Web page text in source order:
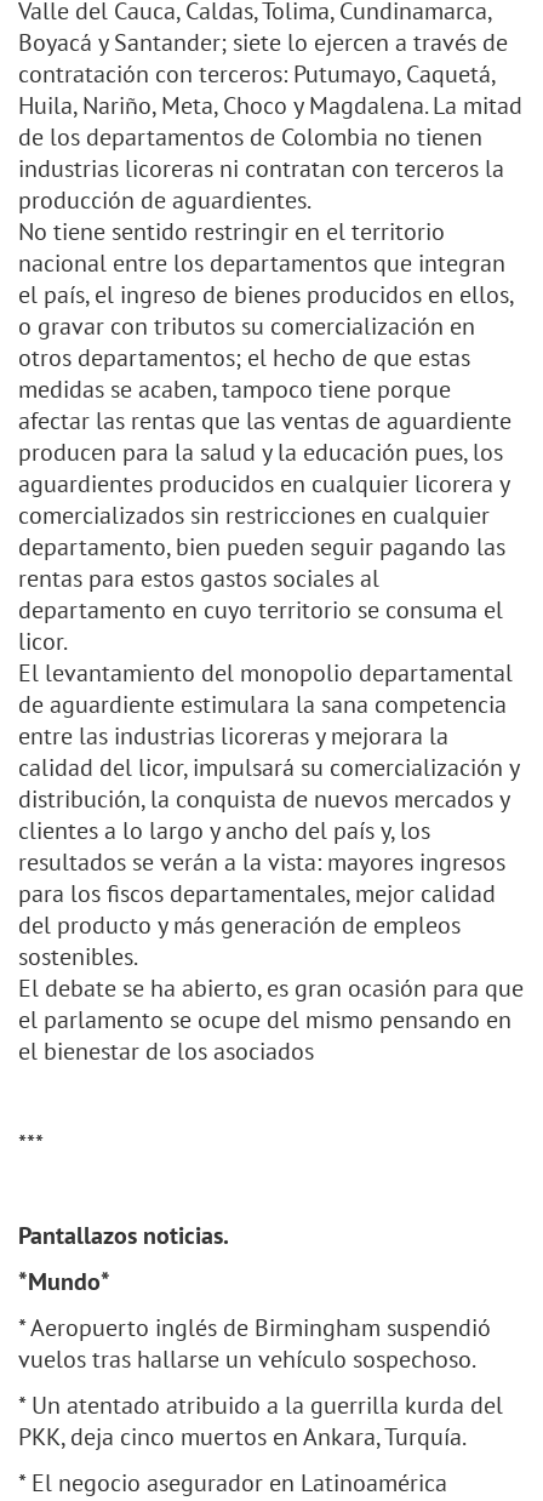
Valle del Cauca, Caldas, Tolima, Cundinamarca,
Boyacá y Santander; siete lo ejercen a través de
contratación con terceros: Putumayo, Caquetá,
Huila, Nariño, Meta, Choco y Magdalena. La mitad
de los departamentos de Colombia no tienen
industrias licoreras ni contratan con terceros la
producción de aguardientes.
No tiene sentido restringir en el territorio
nacional entre los departamentos que integran
el país, el ingreso de bienes producidos en ellos,
o gravar con tributos su comercialización en
otros departamentos; el hecho de que estas
medidas se acaben, tampoco tiene porque
afectar las rentas que las ventas de aguardiente
producen para la salud y la educación pues, los
aguardientes producidos en cualquier licorera y
comercializados sin restricciones en cualquier
departamento, bien pueden seguir pagando las
rentas para estos gastos sociales al
departamento en cuyo territorio se consuma el
licor.
El levantamiento del monopolio departamental
de aguardiente estimulara la sana competencia
entre las industrias licoreras y mejorara la
calidad del licor, impulsará su comercialización y
distribución, la conquista de nuevos mercados y
clientes a lo largo y ancho del país y, los
resultados se verán a la vista: mayores ingresos
para los fiscos departamentales, mejor calidad
del producto y más generación de empleos
sostenibles.
El debate se ha abierto, es gran ocasión para que
el parlamento se ocupe del mismo pensando en
el bienestar de los asociados
***
Pantallazos noticias.
*Mundo*
* Aeropuerto inglés de Birmingham suspendió
vuelos tras hallarse un vehículo sospechoso.
* Un atentado atribuido a la guerrilla kurda del
PKK, deja cinco muertos en Ankara, Turquía.
* El negocio asegurador en Latinoamérica